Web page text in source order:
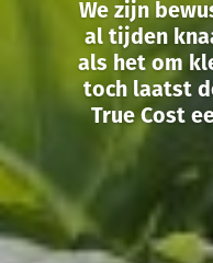
We zijn
al tijden
als het om
toch laatst
True Cost